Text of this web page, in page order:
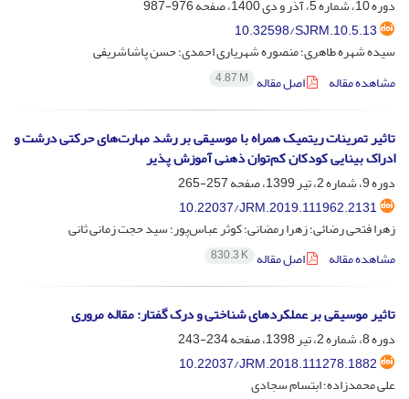
دوره 10، شماره 5، آذر و دی 1400، صفحه
976-987
10.32598/SJRM.10.5.13
سیده شهره طاهری؛ منصوره شهریاری احمدی؛ حسن پاشاشریفی
مشاهده مقاله
اصل مقاله 4.87 M
تاثیر تمرینات ریتمیک همراه با موسیقی بر رشد مهارت‌های حرکتی درشت و
ادراک بینایی کودکان کم‌توان ذهنی آموزش پذیر
دوره 9، شماره 2، تیر 1399، صفحه
257-265
10.22037/JRM.2019.111962.2131
زهرا فتحی رضائی؛ زهرا رمضانی؛ کوثر عباس‌پور؛ سید حجت زمانی ثانی
مشاهده مقاله
اصل مقاله 830.3 K
تاثیر موسیقی بر عملکردهای شناختی و درک گفتار: مقاله مروری
دوره 8، شماره 2، تیر 1398، صفحه
234-243
10.22037/JRM.2018.111278.1882
علی محمدزاده؛ ابتسام سجادی